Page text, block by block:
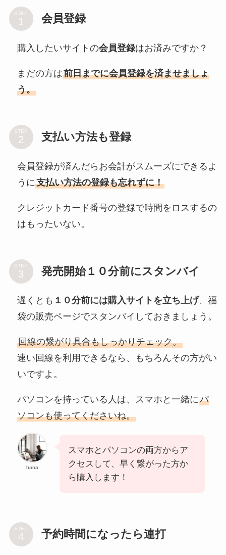
STEP 会員登録
購入したいサイトの会員登録はお済みですか？
まだの方は前日までに会員登録を済ませましょ
う。
STEP 支払い方法も登録
会員登録が済んだらお会計がスムーズにできるよ
うに支払い方法の登録も忘れずに！
クレジットカード番号の登録で時間をロスするの
はもったいない。
STEP 発売開始１０分前にスタンバイ
遅くとも １０分前には購入サイトを立ち上げ、福
袋の販売ページでスタンバイしておきましょう。
回線の繋がり具合もしっかりチェック。
速い回線を利用できるなら、もちろんその方がい
いですよ。
パソコンを持っている人は、スマホと一緒にパ
ソコンも使ってくださいね。
hana
スマホとパソコンの両方からア
クセスして、早く繋がった方か
ら購入します！
STEP 予約時間になったら連打